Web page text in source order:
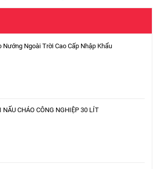
Nướng Ngoài Trời Cao Cấp Nhập Khẩu
NẤU CHÁO CÔNG NGHIỆP 30 LÍT